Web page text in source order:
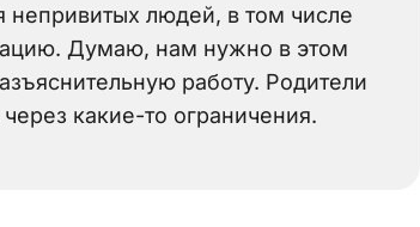
непривитых людей, в том числе
Думаю, нам нужно в этом
работу. Родители
какие-то ограничения.